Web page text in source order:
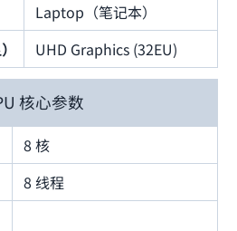
Laptop（笔记本）
UHD Graphics (32EU)
核心参数
8 核
8 线程